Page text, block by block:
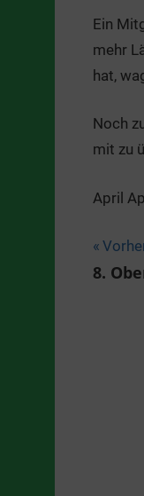
Ein
mehr
hat,
Noch
mit zu
April
8.